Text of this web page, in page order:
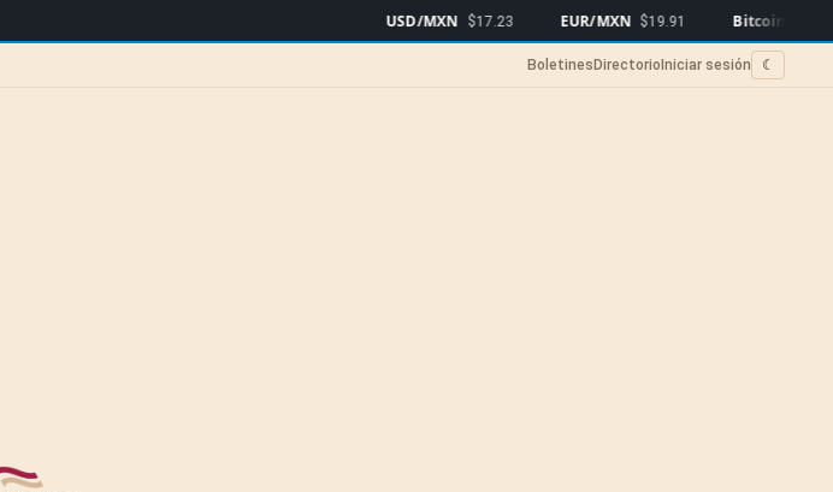
USD/MXN $17.23 EUR/MXN $19.91 Bitcoin $64,757
Boletines Directorio Iniciar sesión ☾